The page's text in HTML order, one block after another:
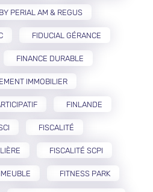
PERIAL AM & REGUS
FIDUCIAL GÉRANCE
FINANCE DURABLE
IMMOBILIER
FINLANDE
FISCALITÉ
FISCALITÉ SCPI
FITNESS PARK